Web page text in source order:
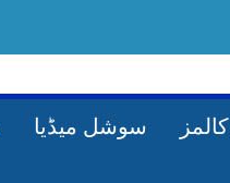
کالمز سوشل میڈیا